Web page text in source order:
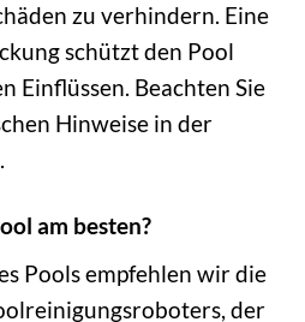
zu verhindern. Eine
schützt den Pool
Einflüssen. Beachten Sie
Hinweise in der
am besten?
Pools empfehlen wir die
der